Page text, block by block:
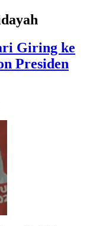
Giring ke
Presiden